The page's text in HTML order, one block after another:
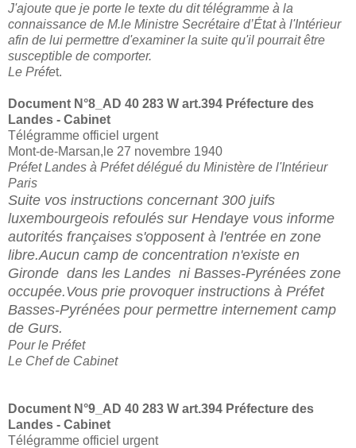
J'ajoute que je porte le texte du dit télégramme à la
connaissance de M.le Ministre Secrétaire d’État à l'Intérieur
afin de lui permettre d'examiner la suite qu'il pourrait être
susceptible de comporter.
Le Préfet.
Document N°8_ AD 40 283 W art.394 Préfecture des
Landes - Cabinet
Télégramme officiel urgent
Mont-de-Marsan,le 27 novembre 1940
Préfet Landes à Préfet délégué du Ministère de l'Intérieur
Paris
Suite vos instructions concernant 300 juifs
luxembourgeois refoulés sur Hendaye vous informe
autorités françaises s'opposent à l'entrée en zone
libre.Aucun camp de concentration n'existe en
Gironde dans les Landes ni Basses-Pyrénées zone
occupée.Vous prie provoquer instructions à Préfet
Basses-Pyrénées pour permettre internement camp
de Gurs.
Pour le Préfet
Le Chef de Cabinet
Document N°9_ AD 40 283 W art.394 Préfecture des
Landes - Cabinet
Télégramme officiel urgent